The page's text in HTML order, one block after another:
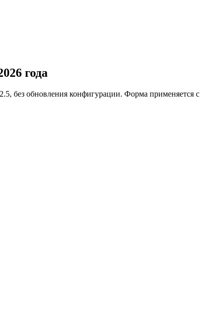
года
без обновления конфигурации. Форма применяется с